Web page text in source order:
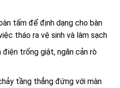
tấm để định dạng cho bàn
tháo ra vệ sinh và làm sạch
trống giật, ngăn cản rò
tầng thẳng đứng với màn